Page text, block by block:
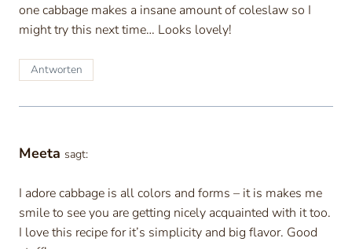
one cabbage makes a insane amount of coleslaw so I
might try this next time… Looks lovely!
Antworten
Meeta sagt:
I adore cabbage is all colors and forms – it is makes me
smile to see you are getting nicely acquainted with it too.
I love this recipe for it’s simplicity and big flavor. Good